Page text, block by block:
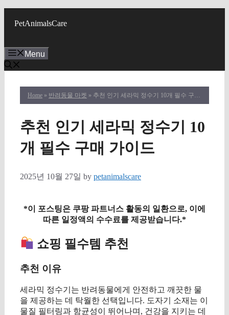
PetAnimalsCare
Menu
Home » 반려동물 마켓 » 추천 인기 세라믹 정수기 10개 필수 구매 가이드
추천 인기 세라믹 정수기 10
개 필수 구매 가이드
2025년 10월 27일 by petanimalscare
*이 포스팅은 쿠팡 파트너스 활동의 일환으로, 이에
따른 일정액의 수수료를 제공받습니다.*
쇼핑 필수템 추천
추천 이유
세라믹 정수기는 반려동물에게 안전하고 깨끗한 물
을 제공하는 데 탁월한 선택입니다. 도자기 소재는 이
물질 필터링과 항균성이 뛰어나며, 건강을 지키는 데